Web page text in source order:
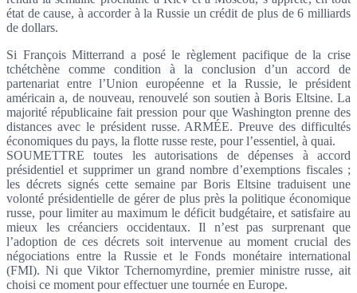
état de cause, à accorder à la Russie un crédit de plus de 6 milliards
de dollars.
Si François Mitterrand a posé le règlement pacifique de la crise
tchétchène comme condition à la conclusion d’un accord de
partenariat entre l’Union européenne et la Russie, le président
américain a, de nouveau, renouvelé son soutien à Boris Eltsine. La
majorité républicaine fait pression pour que Washington prenne des
distances avec le président russe. ARMÉE. Preuve des difficultés
économiques du pays, la flotte russe reste, pour l’essentiel, à quai.
SOUMETTRE toutes les autorisations de dépenses à accord
présidentiel et supprimer un grand nombre d’exemptions fiscales ;
les décrets signés cette semaine par Boris Eltsine traduisent une
volonté présidentielle de gérer de plus près la politique économique
russe, pour limiter au maximum le déficit budgétaire, et satisfaire au
mieux les créanciers occidentaux. Il n’est pas surprenant que
l’adoption de ces décrets soit intervenue au moment crucial des
négociations entre la Russie et le Fonds monétaire international
(FMI). Ni que Viktor Tchernomyrdine, premier ministre russe, ait
choisi ce moment pour effectuer une tournée en Europe.